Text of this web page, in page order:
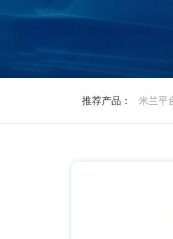
推荐产品： 米兰平